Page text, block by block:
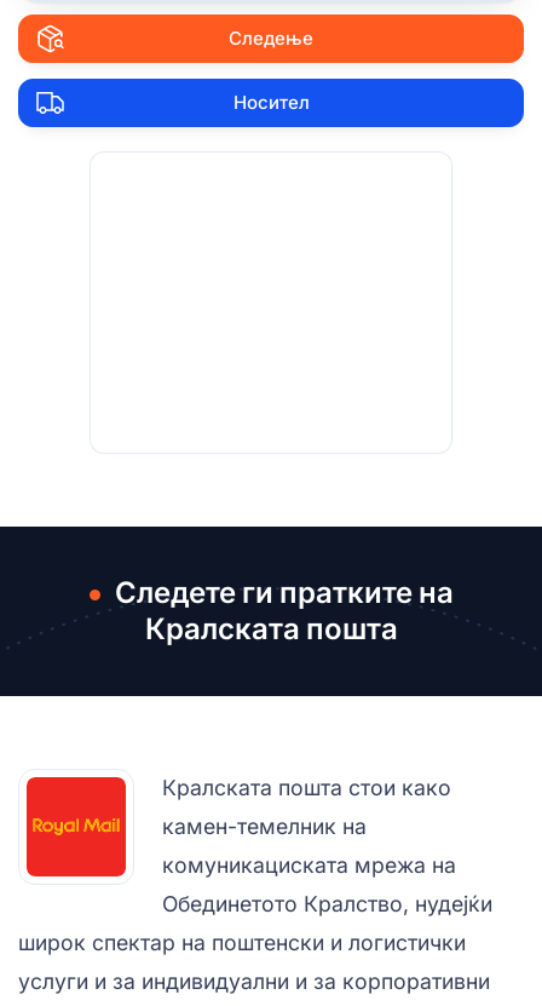
Следење
Носител
Следете ги пратките на
Кралската пошта
Кралската пошта стои како
камен-темелник на
комуникациската мрежа на
Обединетото Кралство, нудејќи
широк спектар на поштенски и логистички
услуги и за индивидуални и за корпоративни